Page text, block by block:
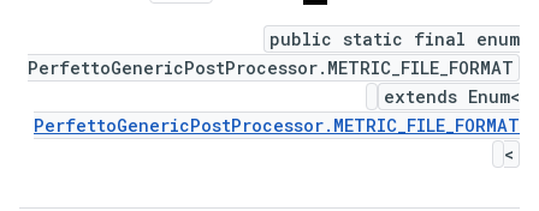
public static final enum
PerfettoGenericPostProcessor.METRIC_FILE_FORMAT
extends Enum<
PerfettoGenericPostProcessor.METRIC_FILE_FORMAT
>